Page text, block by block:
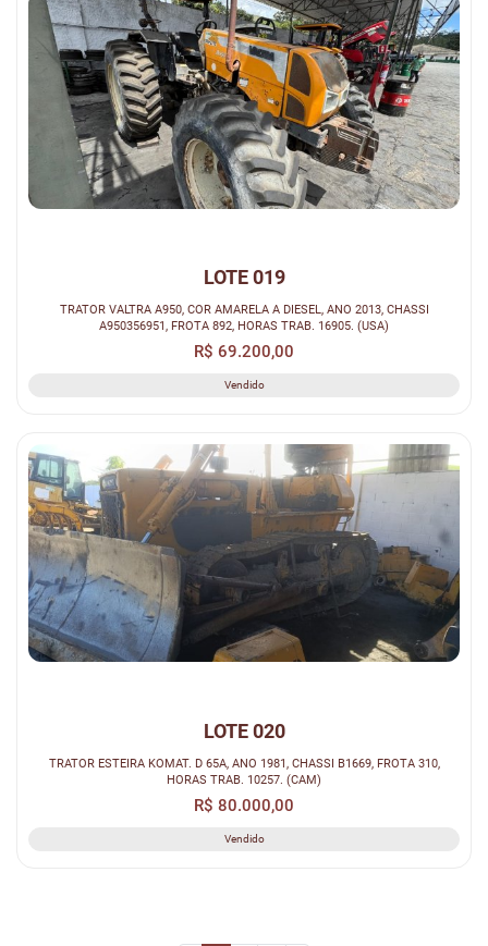
LOTE 019
TRATOR VALTRA A950, COR AMARELA A DIESEL, ANO 2013, CHASSI
A950356951, FROTA 892, HORAS TRAB. 16905. (USA)
R$ 69.200,00
Vendido
LOTE 020
TRATOR ESTEIRA KOMAT. D 65A, ANO 1981, CHASSI B1669, FROTA 310,
HORAS TRAB. 10257. (CAM)
R$ 80.000,00
Vendido